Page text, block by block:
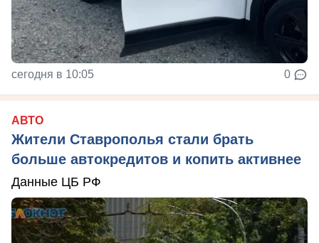
сегодня в 10:05 0
АВТО
Жители Ставрополья стали брать
больше автокредитов и копить активнее
Данные ЦБ РФ